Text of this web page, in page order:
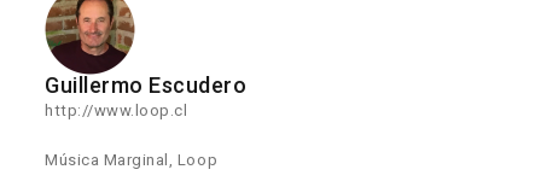
Guillermo Escudero
http://www.loop.cl
Música Marginal, Loop